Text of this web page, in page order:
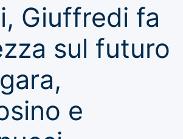
Giuffredi fa
sul futuro
e